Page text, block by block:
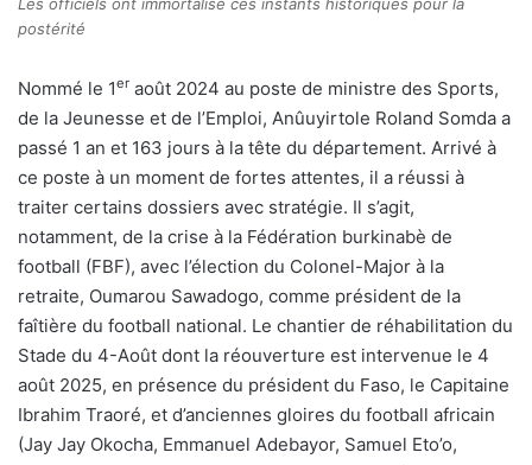
Les officiels ont immortalisé ces instants historiques pour la
postérité
Nommé le 1er août 2024 au poste de ministre des Sports,
de la Jeunesse et de l’Emploi, Anûuyirtole Roland Somda a
passé 1 an et 163 jours à la tête du département. Arrivé à
ce poste à un moment de fortes attentes, il a réussi à
traiter certains dossiers avec stratégie. Il s’agit,
notamment, de la crise à la Fédération burkinabè de
football (FBF), avec l’élection du Colonel-Major à la
retraite, Oumarou Sawadogo, comme président de la
faîtière du football national. Le chantier de réhabilitation du
Stade du 4-Août dont la réouverture est intervenue le 4
août 2025, en présence du président du Faso, le Capitaine
Ibrahim Traoré, et d’anciennes gloires du football africain
(Jay Jay Okocha, Emmanuel Adebayor, Samuel Eto’o,